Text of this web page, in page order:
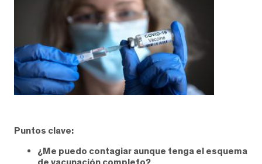
Puntos clave:
¿Me puedo contagiar aunque tenga el esquema